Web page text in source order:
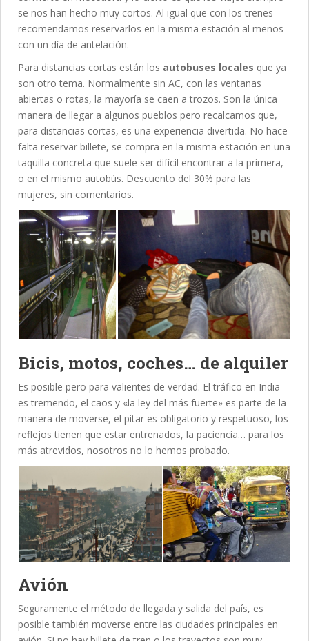
se nos han hecho muy cortos. Al igual que con los trenes
recomendamos reservarlos en la misma estación al menos
con un día de antelación.
Para distancias cortas están los autobuses locales que ya
son otro tema. Normalmente sin AC, con las ventanas
abiertas o rotas, la mayoría se caen a trozos. Son la única
manera de llegar a algunos pueblos pero recalcamos que,
para distancias cortas, es una experiencia divertida. No hace
falta reservar billete, se compra en la misma estación en una
taquilla concreta que suele ser difícil encontrar a la primera,
o en el mismo autobús. Descuento del 30% para las
mujeres, sin comentarios.
Bicis, motos, coches… de alquiler
Es posible pero para valientes de verdad. El tráfico en India
es tremendo, el caos y «la ley del más fuerte» es parte de la
manera de moverse, el pitar es obligatorio y respetuoso, los
reflejos tienen que estar entrenados, la paciencia… para los
más atrevidos, nosotros no lo hemos probado.
Avión
Seguramente el método de llegada y salida del país, es
posible también moverse entre las ciudades principales en